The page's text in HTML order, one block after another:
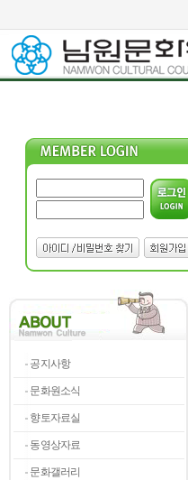
공지사항
문화원소식
향토자료실
동영상자료
문화갤러리